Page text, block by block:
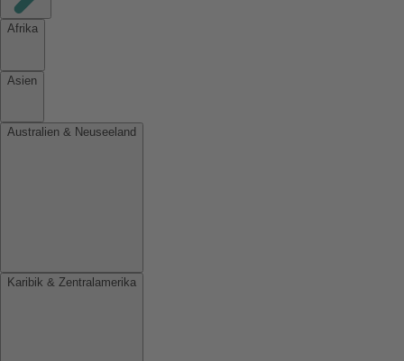
Afrika
Asien
Australien & Neuseeland
Karibik & Zentralamerika